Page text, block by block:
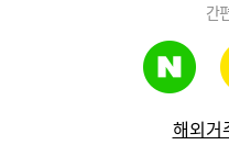
간
해외거